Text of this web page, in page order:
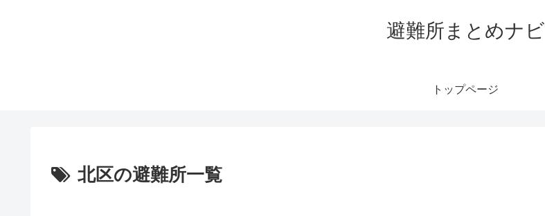
避難所まとめナビ
トップページ
北区の避難所一覧